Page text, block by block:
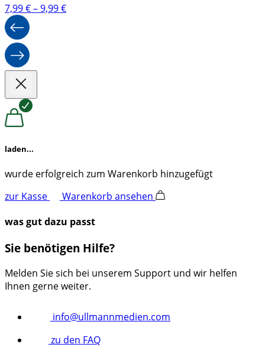
7,99€–9,99€Preisspanne:
laden...
wurde erfolgreich zum Warenkorb hinzugefügt
zur Kasse
Warenkorb ansehen
was gut dazu passt
Sie benötigen Hilfe?
Melden Sie sich bei unserem Support und wir helfen
Ihnen gerne weiter.
info@ullmannmedien.com
zu den FAQ